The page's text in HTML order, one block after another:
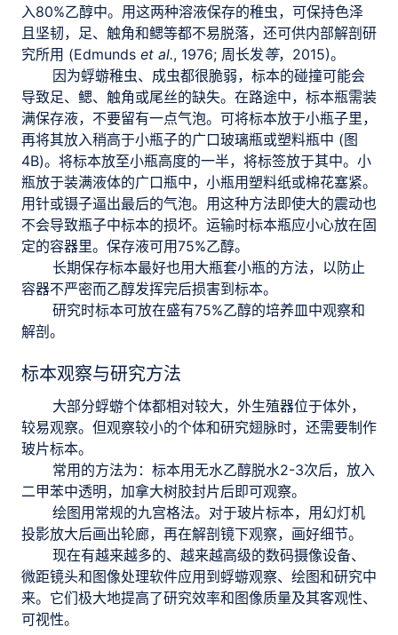
入80%乙醇中。用这两种溶液保存的稚虫，可保持色泽
且坚韧，足、触角和鳃等都不易脱落，还可供内部解剖研
究所用 (Edmunds et al., 1976; 周长发等，2015)。
因为蜉蝣稚虫、成虫都很脆弱，标本的碰撞可能会
导致足、鳃、触角或尾丝的缺失。在路途中，标本瓶需装
满保存液，不要留有一点气泡。可将标本放于小瓶子里，
再将其放入稍高于小瓶子的广口玻璃瓶或塑料瓶中 (图
4B)。将标本放至小瓶高度的一半，将标签放于其中。小
瓶放于装满液体的广口瓶中，小瓶用塑料纸或棉花塞紧。
用针或镊子逼出最后的气泡。用这种方法即使大的震动也
不会导致瓶子中标本的损坏。运输时标本瓶应小心放在固
定的容器里。保存液可用75%乙醇。
长期保存标本最好也用大瓶套小瓶的方法，以防止
容器不严密而乙醇发挥完后损害到标本。
研究时标本可放在盛有75%乙醇的培养皿中观察和
解剖。
标本观察与研究方法
大部分蜉蝣个体都相对较大，外生殖器位于体外，
较易观察。但观察较小的个体和研究翅脉时，还需要制作
玻片标本。
常用的方法为：标本用无水乙醇脱水2-3次后，放入
二甲苯中透明，加拿大树胶封片后即可观察。
绘图用常规的九宫格法。对于玻片标本，用幻灯机
投影放大后画出轮廊，再在解剖镜下观察，画好细节。
现在有越来越多的、越来越高级的数码摄像设备、
微距镜头和图像处理软件应用到蜉蝣观察、绘图和研究中
来。它们极大地提高了研究效率和图像质量及其客观性、
可视性。